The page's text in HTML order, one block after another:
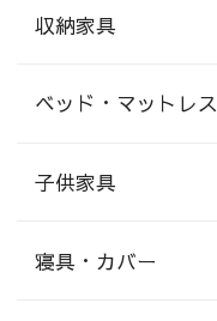
収納家具
ベッド・マットレス
子供家具
寝具・カバー